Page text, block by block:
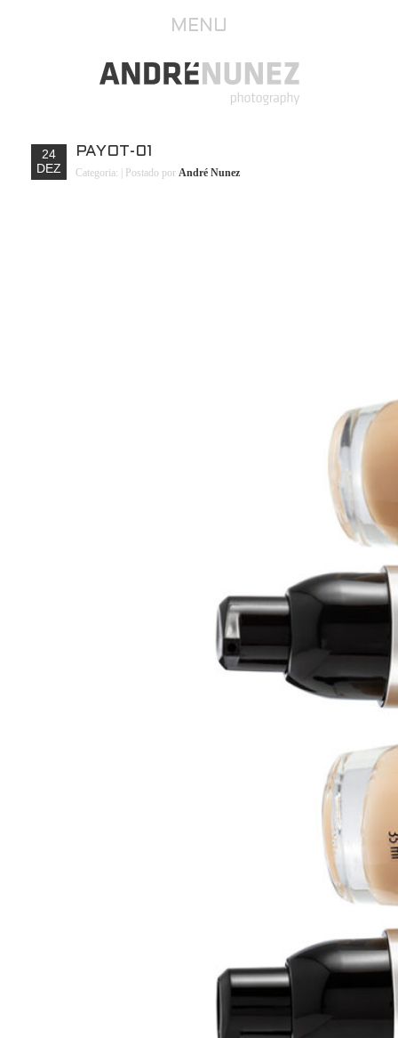
MENU
24
DEZ
PAYOT-01
Categoria: | Postado por André Nunez